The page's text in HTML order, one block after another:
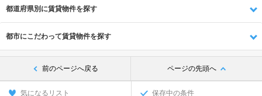
都道府県別に賃貸物件を探す
都市にこだわって賃貸物件を探す
前のページへ戻る ページの先頭へ
気になるリスト 保存中の条件